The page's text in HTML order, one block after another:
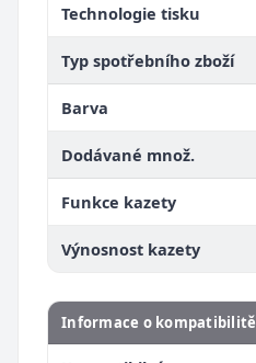
Technologie tisku
Typ spotřebního zboží
Barva
Dodávané množ.
Funkce kazety
Výnosnost kazety
Informace o kompatibilitě